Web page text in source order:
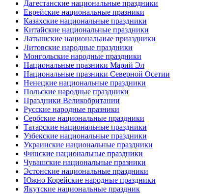
Дагестанские национальные праздники
Еврейские национальные празники
Казахские национальные праздники
Китайские национальные праздники
Латышские национальные приаздники
Литовские народные праздники
Монгольские народные праздники
Национальные празники Марий Эл
Национальные празники Северной Осетии
Ненецкие национальные праздники
Польские народные праздники
Праздники Великобритании
Русские народные празники
Сербские национальные праздники
Татарские национальные праздники
Узбекские национальные праздники
Украинские национальные праздники
Финские национальные праздники
Чувашские национальные празники
Эстонские национальные праздники
Южно Корейские народные праздники
Якутские национальные праздник